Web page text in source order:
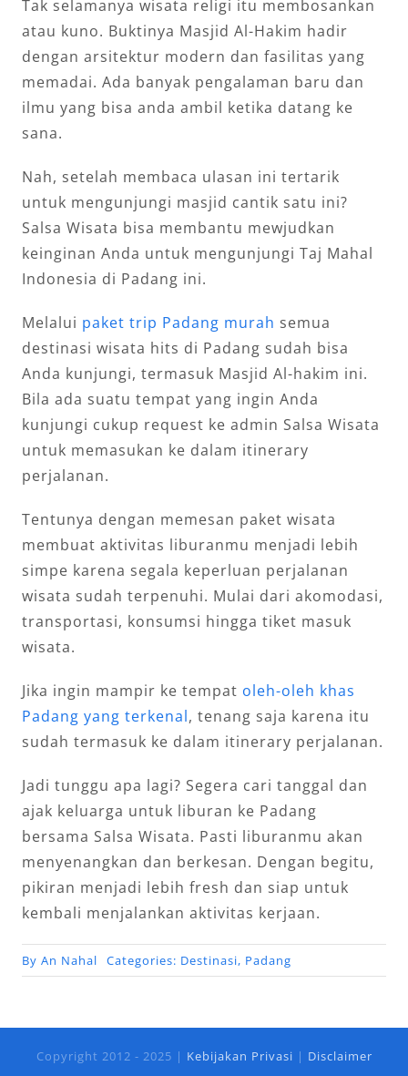
Tak selamanya wisata religi itu membosankan
atau kuno. Buktinya Masjid Al-Hakim hadir
dengan arsitektur modern dan fasilitas yang
memadai. Ada banyak pengalaman baru dan
ilmu yang bisa anda ambil ketika datang ke
sana.
Nah, setelah membaca ulasan ini tertarik
untuk mengunjungi masjid cantik satu ini?
Salsa Wisata bisa membantu mewjudkan
keinginan Anda untuk mengunjungi Taj Mahal
Indonesia di Padang ini.
Melalui paket trip Padang murah semua
destinasi wisata hits di Padang sudah bisa
Anda kunjungi, termasuk Masjid Al-hakim ini.
Bila ada suatu tempat yang ingin Anda
kunjungi cukup request ke admin Salsa Wisata
untuk memasukan ke dalam itinerary
perjalanan.
Tentunya dengan memesan paket wisata
membuat aktivitas liburanmu menjadi lebih
simpe karena segala keperluan perjalanan
wisata sudah terpenuhi. Mulai dari akomodasi,
transportasi, konsumsi hingga tiket masuk
wisata.
Jika ingin mampir ke tempat oleh-oleh khas
Padang yang terkenal, tenang saja karena itu
sudah termasuk ke dalam itinerary perjalanan.
Jadi tunggu apa lagi? Segera cari tanggal dan
ajak keluarga untuk liburan ke Padang
bersama Salsa Wisata. Pasti liburanmu akan
menyenangkan dan berkesan. Dengan begitu,
pikiran menjadi lebih fresh dan siap untuk
kembali menjalankan aktivitas kerjaan.
By An Nahal Categories: Destinasi, Padang
Copyright 2012 - 2025 | Kebijakan Privasi | Disclaimer